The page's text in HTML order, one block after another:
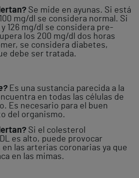
Se mide en ayunas. Si está
mg/dl se considera normal. Si
126 mg/dl se considera pre-
los 200 mg/dl dos horas
se considera diabetes,
debe ser tratada.
Es una sustancia parecida a la
en todas las células de
Es necesario para el buen
del organismo.
Si el colesterol
es alto, puede provocar
las arterias coronarias ya que
en las mimas.